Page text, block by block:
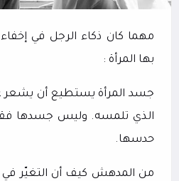
مهما كان ذكاء الرجل في
بها المرأة :
جسد المرأة يستطيع أن يشعر
الذي تلمسه. وليس جسدها
حدسها.
من المدهش كيف أن التغيّر في